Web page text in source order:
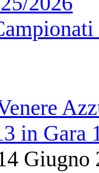
in Gara
Giugno